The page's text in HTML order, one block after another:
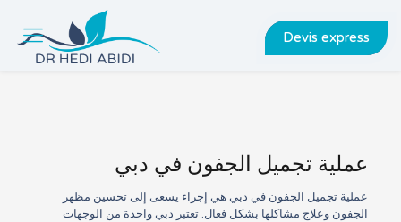
Devis express
عملية تجميل الجفون في دبي
عملية تجميل الجفون في دبي هي إجراء يسعى إلى تحسين مظهر
الجفون وعلاج مشاكلها بشكل فعال. تعتبر دبي واحدة من الوجهات